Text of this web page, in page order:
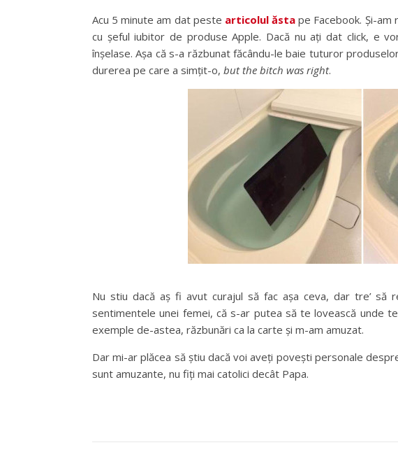
Acu 5 minute am dat peste articolul ăsta pe Facebook. Și-am
cu șeful iubitor de produse Apple. Dacă nu ați dat click, e
înșelase. Așa că s-a răzbunat făcându-le baie tuturor
durerea pe care a simțit-o, but the bitch was right.
Nu stiu dacă aș fi avut curajul să fac așa ceva, dar tre’
sentimentele unei femei, că s-ar putea să te lovească unde
exemple de-astea, răzbunări ca la carte și m-am amuzat.
Dar mi-ar plăcea să știu dacă voi aveți povești personale
sunt amuzante, nu fiți mai catolici decât Papa.